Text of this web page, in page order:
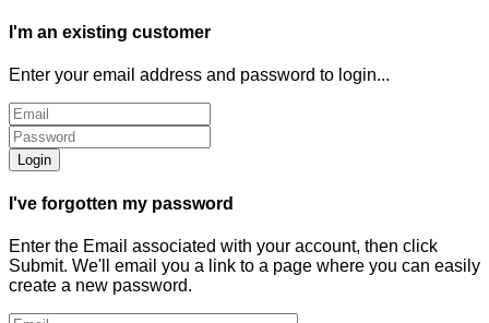
I'm an existing customer
Enter your email address and password to login...
Login
I've forgotten my password
Enter the Email associated with your account, then click
Submit. We'll email you a link to a page where you can easily
create a new password.